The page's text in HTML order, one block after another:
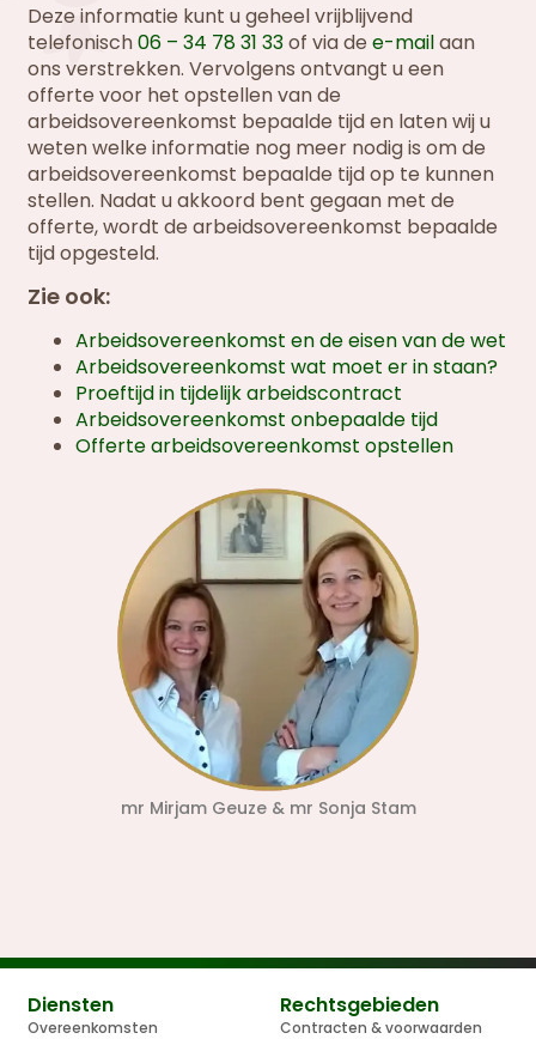
Deze informatie kunt u geheel vrijblijvend
telefonisch06 – 34 78 31 33of via dee-mailaan
ons verstrekken. Vervolgens ontvangt u een
offerte voor het opstellen van de
arbeidsovereenkomst bepaalde tijd en laten wij u
weten welke informatie nog meer nodig is om de
arbeidsovereenkomst bepaalde tijd op te kunnen
stellen. Nadat u akkoord bent gegaan met de
offerte, wordt de arbeidsovereenkomst bepaalde
tijd opgesteld.
Zie ook:
Arbeidsovereenkomst en de eisen van de wet
Arbeidsovereenkomst wat moet er in staan?
Proeftijd in tijdelijk arbeidscontract
Arbeidsovereenkomst onbepaalde tijd
Offerte arbeidsovereenkomst opstellen
mr Mirjam Geuze & mr Sonja Stam
Diensten
Overeenkomsten
Rechtsgebieden
Contracten & voorwaarden